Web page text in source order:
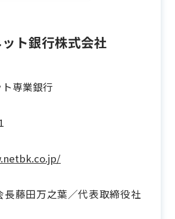
ト銀行株式会社
専業銀行
長藤田万之葉／代表取締役社